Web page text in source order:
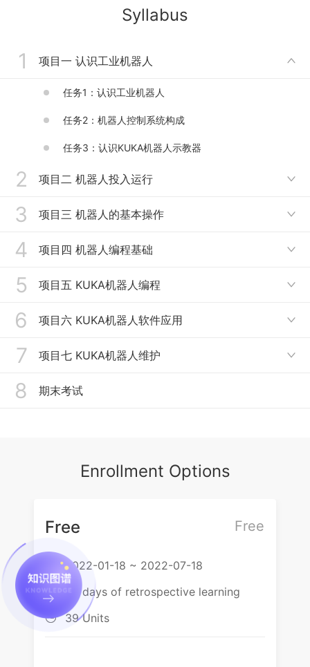
Syllabus
1 项目一 认识工业机器人 
任务1：认识工业机器人
任务2：机器人控制系统构成
任务3：认识KUKA机器人示教器
2 项目二 机器人投入运行 
任务1：机器人线路连接与安全机制
3 项目三 机器人的基本操作 
任务1：机器人轴运动
任务4：工具坐标系姿态确定
任务5：基坐标系的建立
任务6：机器人零点标定
4 项目四 机器人编程基础 
任务1：程序文件的使用
任务4:联机表单创建逻辑功能
5 项目五 KUKA机器人编程 
任务1：变量的应用
任务4: 循环程序
6 项目六 KUKA机器人软件应用 
任务1：WorkVisual软件介绍
任务5：OrangeEdit逻辑信号编程
7 项目七 KUKA机器人维护 
任务1：机器人机械部件的拆卸
8 期末考试
Enrollment Options
Free
Free
2022-01-18 ~ 2022-07-18
 60 days of retrospective learning
 39 Units